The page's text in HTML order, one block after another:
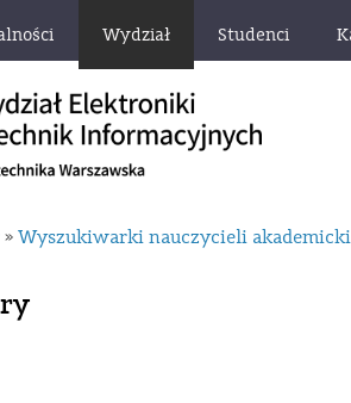
Wydział Studenci
» Wyszukiwarki nauczycieli